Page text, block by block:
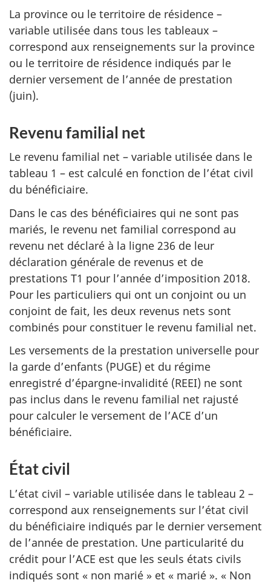
La province ou le territoire de résidence –
variable utilisée dans tous les tableaux –
correspond aux renseignements sur la province
ou le territoire de résidence indiqués par le
dernier versement de l’année de prestation
(juin).
Revenu familial net
Le revenu familial net – variable utilisée dans le
tableau 1 – est calculé en fonction de l’état civil
du bénéficiaire.
Dans le cas des bénéficiaires qui ne sont pas
mariés, le revenu net familial correspond au
revenu net déclaré à la ligne 236 de leur
déclaration générale de revenus et de
prestations T1 pour l’année d’imposition 2018.
Pour les particuliers qui ont un conjoint ou un
conjoint de fait, les deux revenus nets sont
combinés pour constituer le revenu familial net.
Les versements de la prestation universelle pour
la garde d’enfants (PUGE) et du régime
enregistré d’épargne-invalidité (REEI) ne sont
pas inclus dans le revenu familial net rajusté
pour calculer le versement de l’ACE d’un
bénéficiaire.
État civil
L’état civil – variable utilisée dans le tableau 2 –
correspond aux renseignements sur l’état civil
du bénéficiaire indiqués par le dernier versement
de l’année de prestation. Une particularité du
crédit pour l’ACE est que les seuls états civils
indiqués sont « non marié » et « marié ». « Non